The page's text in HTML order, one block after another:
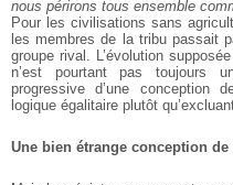
nous périrons tous ensemble
Pour les civilisations sans
les membres de la tribu passait
groupe rival.
L’évolution
n’est pourtant pas toujours
progressive d’une conception
logique égalitaire plutôt
Une bien étrange conception de